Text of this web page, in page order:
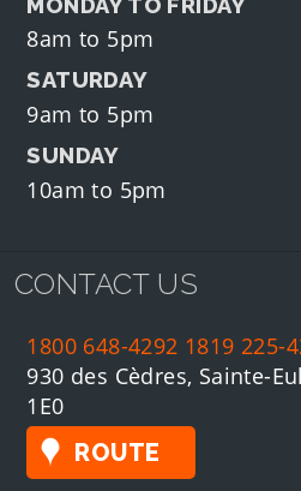
MONDAY TO FRIDAY
8am to 5pm
SATURDAY
9am to 5pm
SUNDAY
10am to 5pm
CONTACT US
1800 648-4292 1819 225-
930 des Cèdres, Sainte-
1E0
ROUTE